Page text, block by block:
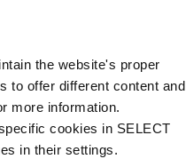
the website's proper
to offer different content and
more information.
cookies in SELECT
in their settings.
mine